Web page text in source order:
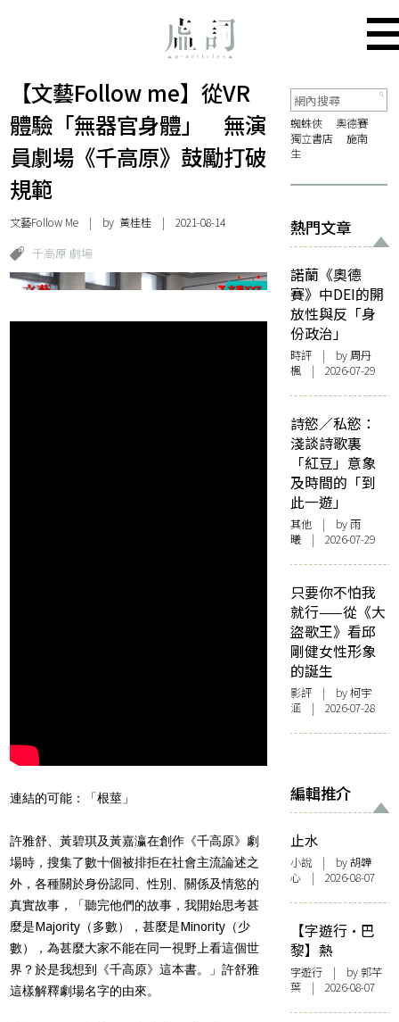
【文藝Follow me】從VR
體驗「無器官身體」 無演
員劇場《千高原》鼓勵打破
規範
文藝Follow Me | by 黃桂桂 | 2021-08-14
千高原 劇場
連結的可能：「根莖」
許雅舒、黃碧琪及黃嘉瀛在創作《千高原》劇
場時，搜集了數十個被排拒在社會主流論述之
外，各種關於身份認同、性別、關係及情慾的
真實故事，「聽完他們的故事，我開始思考甚
麼是Majority（多數），甚麼是Minority（少
數），為甚麼大家不能在同一視野上看這個世
界？於是我想到《千高原》這本書。」許舒雅
這樣解釋劇場名字的由來。
蜘蛛俠
奧德賽
獨立書店
施南
生
熱門文章
諾蘭《奧德
賽》中DEI的開
放性與反「身
份政治」
時評 | by周丹
楓 | 2026-07-29
詩慾／私慾：
淺談詩歌裏
「紅豆」意象
及時間的「到
此一遊」
其他 | by 雨
曦 | 2026-07-29
只要你不怕我
就行——從《大
盜歌王》看邱
剛健女性形象
的誕生
影評 | by 柯宇
涵 | 2026-07-28
編輯推介
止水
小說 | by 胡韡
心 | 2026-08-07
【字遊行·巴
黎】熱
字遊行 | by 郭芊
葉 | 2026-08-07